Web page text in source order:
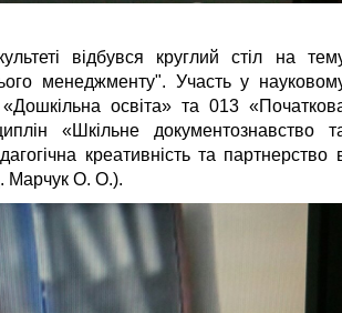
відбувся круглий стіл на
менеджменту". Участь у
освіта» та 013
«Шкільне документознавство
креативність та партнерство
Марчук О. О.).